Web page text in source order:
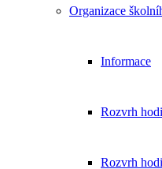
Organizace
Informace
Rozvrh
Rozvrh